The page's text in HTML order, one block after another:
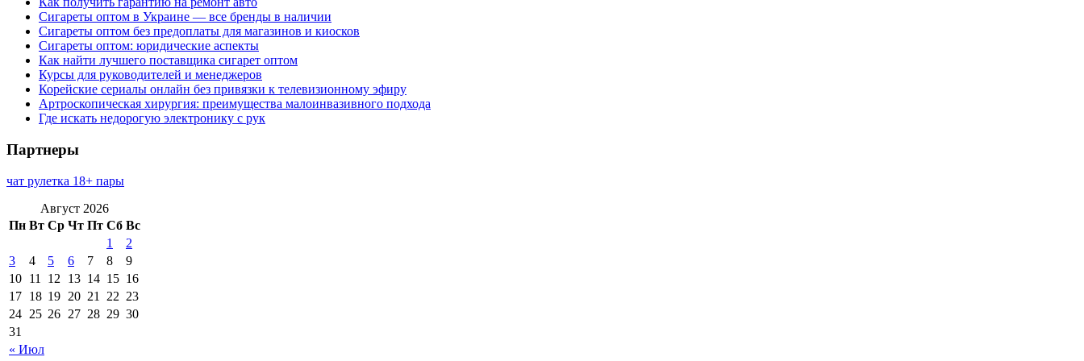
Сигареты оптом в Украине — все бренды в наличии
Сигареты оптом без предоплаты для магазинов и киосков
Сигареты оптом: юридические аспекты
Как найти лучшего поставщика сигарет оптом
Курсы для руководителей и менеджеров
Корейские сериалы онлайн без привязки к телевизионному эфиру
Артроскопическая хирургия: преимущества малоинвазивного подхода
Где искать недорогую электронику с рук
Партнеры
чат рулетка 18+ пары
Август 2026
Пн Вт Ср Чт Пт Сб Вс
« Июл
1
2
3
4 5 6 7 8
9
10 11 12 13 14 15 16
17 18 19 20 21 22 23
24 25 26 27 28 29 30
31